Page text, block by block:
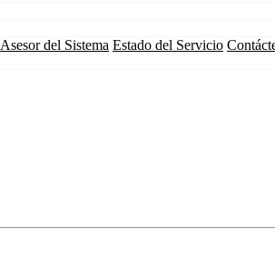
Asesor del Sistema Estado del Servicio